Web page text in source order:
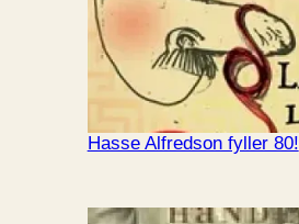
Hasse Alfredson fyller 80!